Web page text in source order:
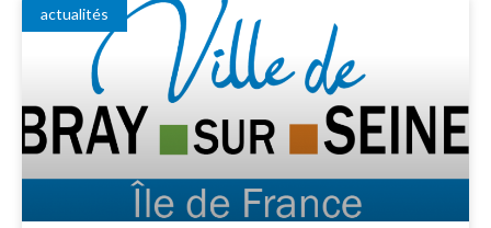
actualités